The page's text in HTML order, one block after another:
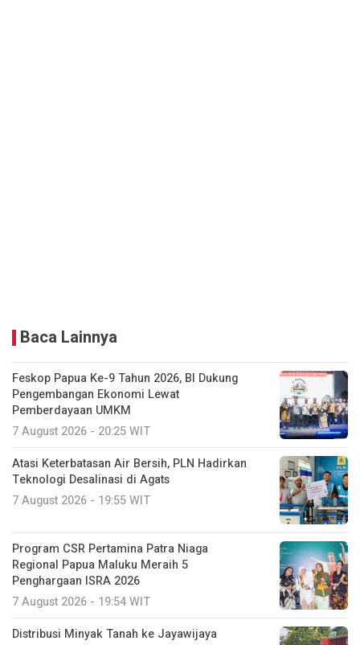
Baca Lainnya
Feskop Papua Ke-9 Tahun 2026, BI Dukung
Pengembangan Ekonomi Lewat
Pemberdayaan UMKM
7 August 2026 - 20:25 WIT
Atasi Keterbatasan Air Bersih, PLN Hadirkan
Teknologi Desalinasi di Agats
7 August 2026 - 19:55 WIT
Program CSR Pertamina Patra Niaga
Regional Papua Maluku Meraih 5
Penghargaan ISRA 2026
7 August 2026 - 19:54 WIT
Distribusi Minyak Tanah ke Jayawijaya